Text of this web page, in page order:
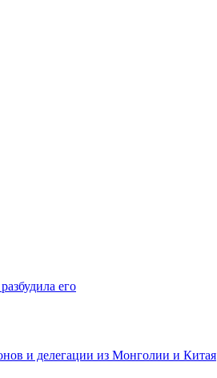
его
и делегации из Монголии и Китая